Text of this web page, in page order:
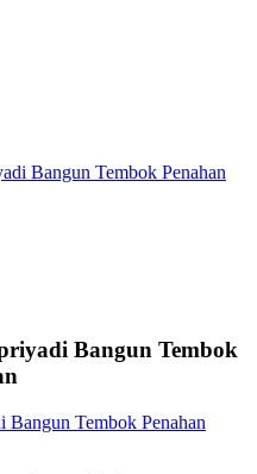
Bangun Tembok Penahan
Bangun Tembok